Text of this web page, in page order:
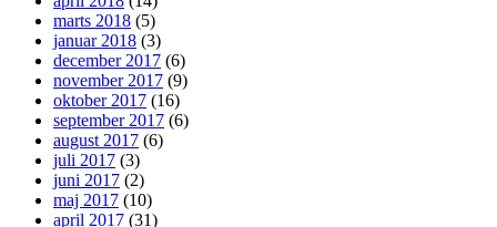
marts 2018 (5)
januar 2018 (3)
december 2017 (6)
november 2017 (9)
oktober 2017 (16)
september 2017 (6)
august 2017 (6)
juli 2017 (3)
juni 2017 (2)
maj 2017 (10)
april 2017 (31)